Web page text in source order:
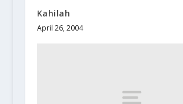
Kahilah
April 26, 2004